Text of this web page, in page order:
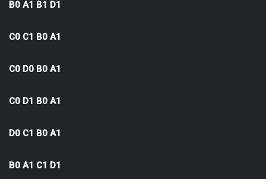
B0 A1 B1 D1
C0 C1 B0 A1
C0 D0 B0 A1
C0 D1 B0 A1
D0 C1 B0 A1
B0 A1 C1 D1